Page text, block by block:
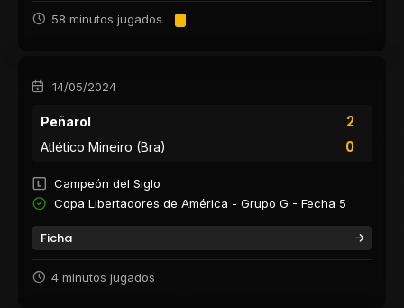
58 minutos jugados
14/05/2024
Peñarol
2
0
Atlético Mineiro (Bra)
Campeón del Siglo
Copa Libertadores de América - Grupo G - Fecha 5
Ficha
4 minutos jugados